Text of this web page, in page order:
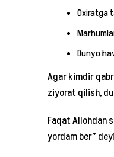
Oxiratga
Dunyo
Agar kimdir
ziyorat qilish,
Faqat Allohdan
yordam ber”